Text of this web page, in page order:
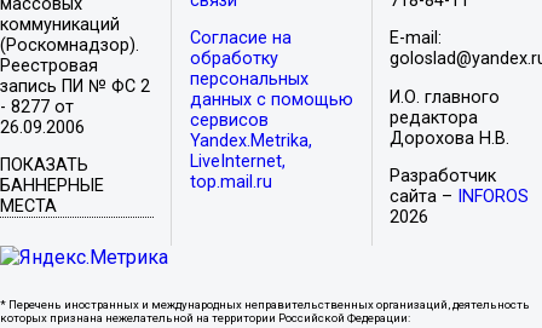
коммуникаций
(Роскомнадзор).
Реестровая
запись ПИ № ФС 2
- 8277 от
26.09.2006
ПОКАЗАТЬ
БАННЕРНЫЕ
МЕСТА
Согласие на
обработку
персональных
данных с помощью
сервисов
Yandex.Metrika,
LiveInternet,
top.mail.ru
E-mail:
И.О. главного
редактора
Дорохова Н.В.
Разработчик
сайта –
INFOROS
2026
* Перечень иностранных и международных неправительственных организаций, деятельность
которых признана нежелательной на территории Российской Федерации: